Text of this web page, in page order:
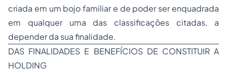
criada em um bojo familiar e de poder ser enquadrada
em qualquer uma das classificações citadas, a
depender da sua finalidade.
DAS FINALIDADES E BENEFÍCIOS DE CONSTITUIR A
HOLDING